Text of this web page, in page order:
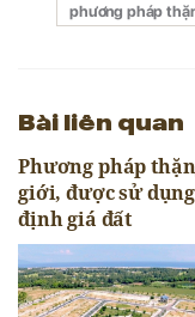
phương pháp
Bài liên quan
Phương pháp
giới, được sử
định giá đất